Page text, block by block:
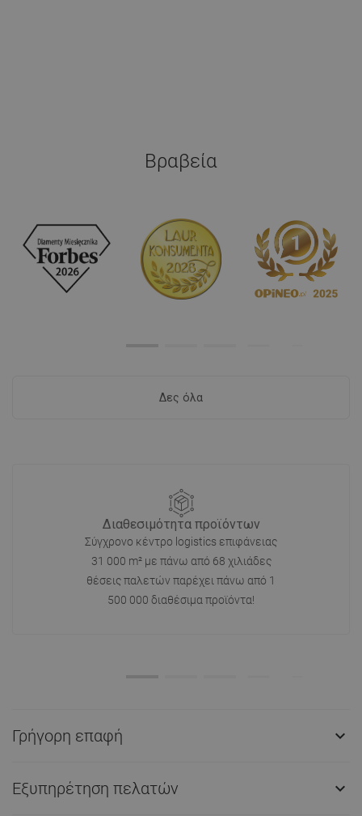
Βραβεία
Δες όλα
Διαθεσιμότητα προϊόντων
Σύγχρονο κέντρο logistics επιφάνειας
31 000 m² με πάνω από 68 χιλιάδες
θέσεις παλετών παρέχει πάνω από 1
500 000 διαθέσιμα προϊόντα!
Γρήγορη επαφή 
Εξυπηρέτηση πελατών 